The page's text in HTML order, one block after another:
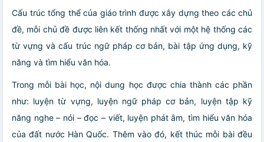
Cấu trúc tổng thể của giáo trình được xây dựng theo các chủ
đề, mỗi chủ đề được liên kết thống nhất với một hệ thống các
từ vựng và cấu trúc ngữ pháp cơ bản, bài tập ứng dụng, kỹ
năng và tìm hiểu văn hóa.
Trong mỗi bài học, nội dung học được chia thành các phần
như: luyện từ vựng, luyện ngữ pháp cơ bản, luyện tập kỹ
năng nghe – nói – đọc – viết, luyện phát âm, tìm hiểu văn hóa
của đất nước Hàn Quốc. Thêm vào đó, kết thúc mỗi bài đều